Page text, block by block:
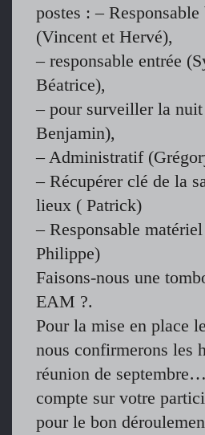
postes : –
(Vincent et Hervé),
– responsable entrée
Béatrice),
– pour surveiller la
Benjamin),
– Administratif
– Récupérer clé de la
lieux ( Patrick)
– Responsable
Philippe)
Faisons-nous une
EAM ?.
Pour la mise en place
nous confirmerons les
réunion de
compte sur votre
pour le bon